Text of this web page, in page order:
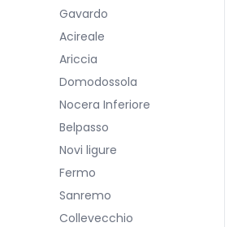
Gavardo
Acireale
Ariccia
Domodossola
Nocera Inferiore
Belpasso
Novi ligure
Fermo
Sanremo
Collevecchio